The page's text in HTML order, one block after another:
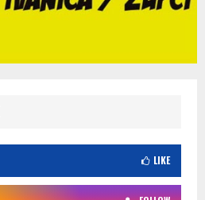
LIKE